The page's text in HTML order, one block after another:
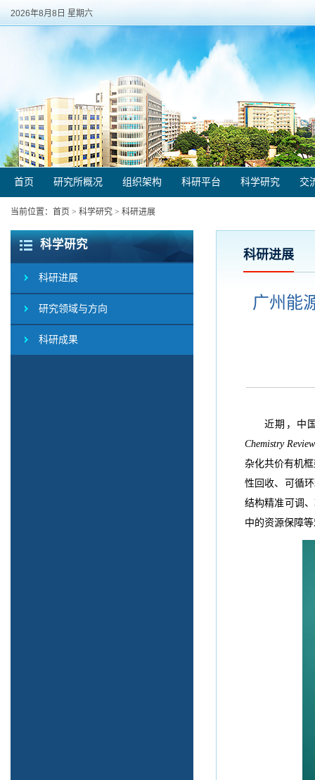
2026年8月8日 星期六
首页 研究所概况 组织架构 科研平台 科学研究 交
当前位置： 首页 > 科学研究 > 科研进展
科学研究
科研进展
研究领域与方向
科研成果
科研进展
广州能
近期，中
Chemistry
杂化共价有机
性回收、可循
结构精准可调
中的资源保障